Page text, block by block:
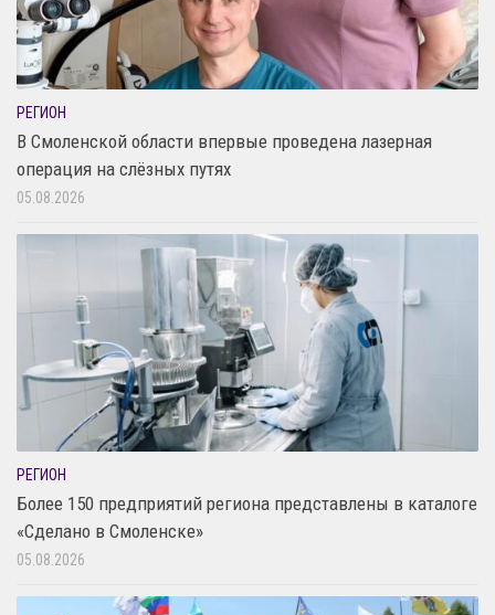
РЕГИОН
В Смоленской области впервые проведена лазерная
операция на слёзных путях
05.08.2026
РЕГИОН
Более 150 предприятий региона представлены в каталоге
«Сделано в Смоленске»
05.08.2026